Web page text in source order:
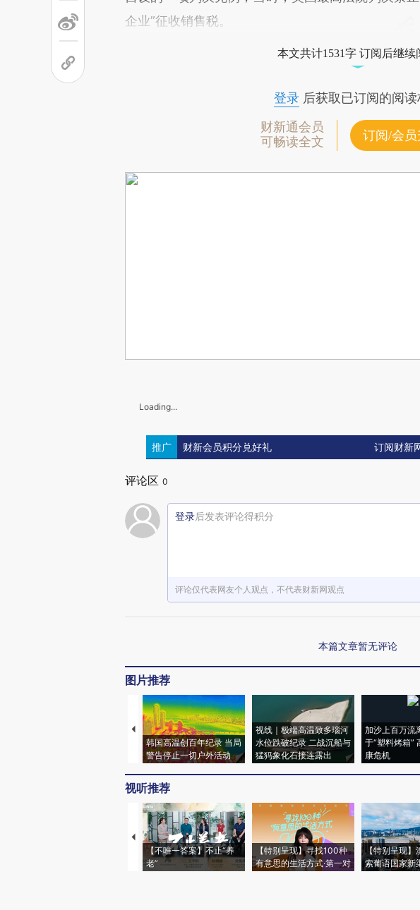
企业”征收销售税。
本文共计1531字 订阅后继续
登录后获取已订阅的阅读
财新通会员
可畅读全文
订阅/会员
Loading...
推广 财新会员积分兑好礼 订阅财新
评论区 0
登录后发表评论得积分
评论仅代表网友个人观点，不代表财新网观点
本篇文章暂无评论
图片推荐
韩国高温创百年纪录 当局
警告停止一切户外活动
视线｜极端高温致多瑙河
水位跌破纪录 二战沉船与
猛犸象化石接连露出
加沙上百万流
于“塑料烤箱”
康危机
视听推荐
【不唯一答案】不止“养
老”
【特别呈现】寻找100种
有意思的生活方式·第一对
【特别呈现】
索葡语国家新